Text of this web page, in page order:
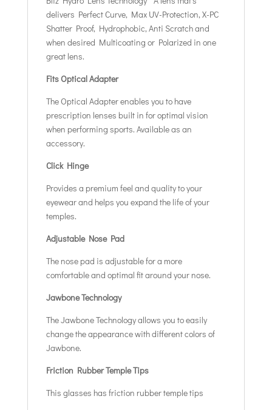
delivers Perfect Curve, Max UV-Protection, X-PC
Shatter Proof, Hydrophobic, Anti Scratch and
when desired Multicoating or Polarized in one
great lens.
Fits Optical Adapter
The Optical Adapter enables you to have
prescription lenses built in for optimal vision
when performing sports. Available as an
accessory.
Click Hinge
Provides a premium feel and quality to your
eyewear and helps you expand the life of your
temples.
Adjustable Nose Pad
The nose pad is adjustable for a more
comfortable and optimal fit around your nose.
Jawbone Technology
The Jawbone Technology allows you to easily
change the appearance with different colors of
Jawbone.
Friction Rubber Temple Tips
This glasses has friction rubber temple tips